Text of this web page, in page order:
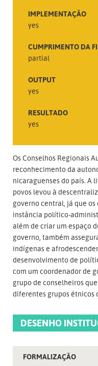
IMPLEMENTAÇÃO
yes
CUMPRIMENTO DA
partial
OUTPUT
yes
RESULTADO
yes
Os Conselhos Regionais
reconhecimento da
nicaraguenses do país.
povos levou à
governo central, já que
instância político-
além de criar um espaço
governo, também
indígenas e
desenvolvimento de
com um coordenador de
grupo de conselheiros
diferentes grupos étnicos
DESENHO
FORMALIZAÇÃO